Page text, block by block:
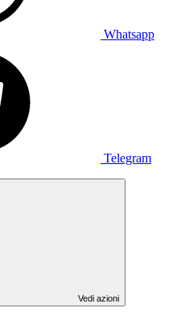
Whatsapp
Telegram
Vedi azioni